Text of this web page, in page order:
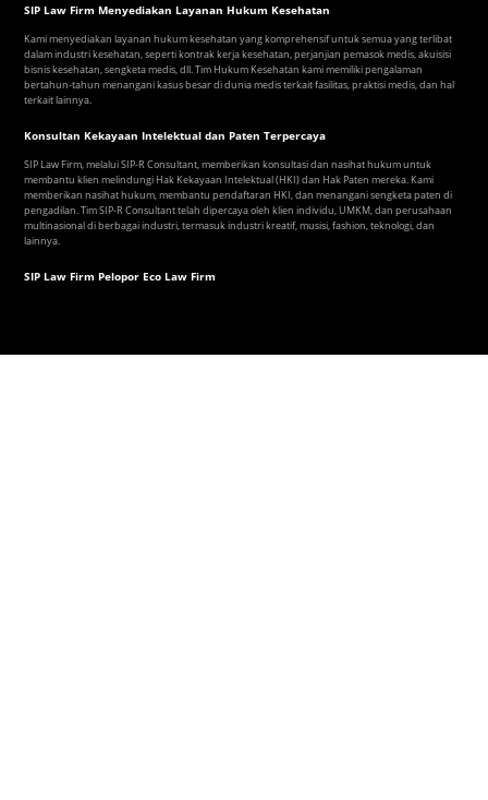
SIP Law Firm Menyediakan Layanan Hukum Kesehatan
Kami menyediakan layanan hukum kesehatan yang komprehensif untuk semua yang terlibat
dalam industri kesehatan, seperti kontrak kerja kesehatan, perjanjian pemasok medis, akuisisi
bisnis kesehatan, sengketa medis, dll. Tim Hukum Kesehatan kami memiliki pengalaman
bertahun-tahun menangani kasus besar di dunia medis terkait fasilitas, praktisi medis, dan hal
terkait lainnya.
Konsultan Kekayaan Intelektual dan Paten Terpercaya
SIP Law Firm, melalui SIP-R Consultant, memberikan konsultasi dan nasihat hukum untuk
membantu klien melindungi Hak Kekayaan Intelektual (HKI) dan Hak Paten mereka. Kami
memberikan nasihat hukum, membantu pendaftaran HKI, dan menangani sengketa paten di
pengadilan. Tim SIP-R Consultant telah dipercaya oleh klien individu, UMKM, dan perusahaan
multinasional di berbagai industri, termasuk industri kreatif, musisi, fashion, teknologi, dan
lainnya.
SIP Law Firm Pelopor Eco Law Firm